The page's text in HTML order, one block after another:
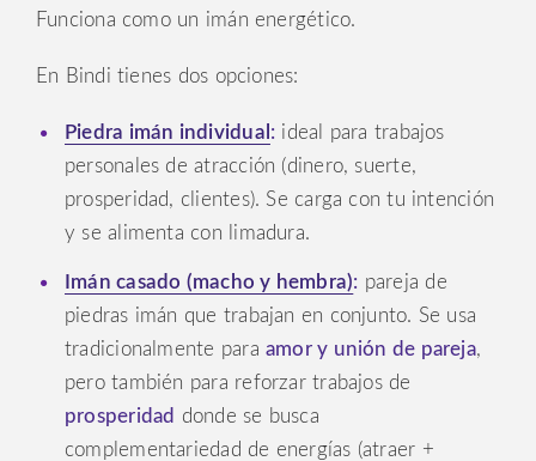
Funciona como un imán energético.
En Bindi tienes dos opciones:
Piedra imán individual : ideal para trabajos
personales de atracción (dinero, suerte,
prosperidad, clientes). Se carga con tu intención
y se alimenta con limadura.
Imán casado (macho y hembra): pareja de
piedras imán que trabajan en conjunto. Se usa
tradicionalmente para amor y unión de pareja,
pero también para reforzar trabajos de
prosperidad donde se busca
complementariedad de energías (atraer +